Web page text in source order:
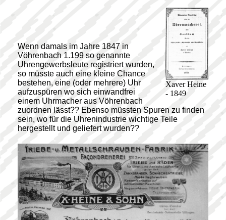
Xaver Heine
- 1849
Wenn damals im Jahre 1847 in
Vöhrenbach 1.199 so genannte
Uhrengewerbsleute registriert wurden,
so müsste auch eine kleine Chance
bestehen, eine (oder mehrere) Uhr
aufzuspüren wo sich einwandfrei
einem Uhrmacher aus Vöhrenbach
zuordnen lässt?? Ebenso müssten Spuren zu finden
sein, wo für die Uhrenindustrie wichtige Teile
hergestellt und geliefert wurden??